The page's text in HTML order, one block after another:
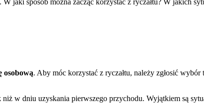
jaki sposób można zacząć korzystać z ryczałtu? W jakich
osobową. Aby móc korzystać z ryczałtu, należy zgłosić
w dniu uzyskania pierwszego przychodu. Wyjątkiem są